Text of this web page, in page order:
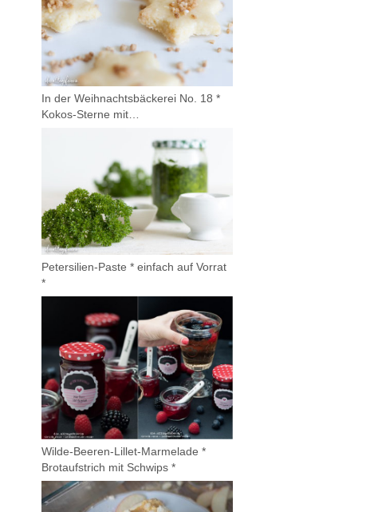
In der Weihnachtsbäckerei No. 18 *
Kokos-Sterne mit…
Petersilien-Paste * einfach auf Vorrat
*
Wilde-Beeren-Lillet-Marmelade *
Brotaufstrich mit Schwips *